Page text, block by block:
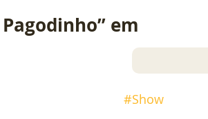
em
#Show